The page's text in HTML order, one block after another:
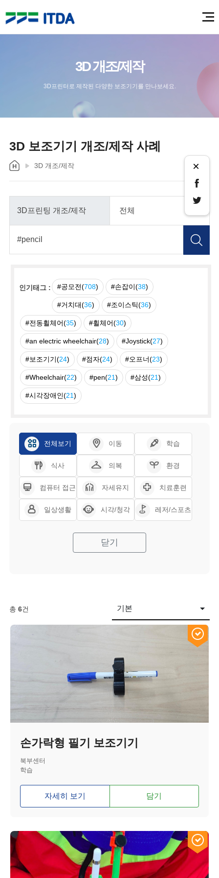
3D 개조/제작
3D프린터로 제작된 다양한 보조기기를 만나보세요.
3D 보조기기 개조/제작 사례
3D 개조/제작 ×
인기태그 : #공모전(708) #손잡이(38)
#거치대(36) #조이스틱(36)
#전동휠체어(35) #휠체어(30)
#an electric wheelchair(28) #Joystick(27)
#보조기기(24) #점자(24) #오프너(23)
#Wheelchair(22) #pen(21) #삼성(21)
#시각장애인(21)
전체보기 이동 학습
식사 의복 환경
컴퓨터 접근 자세유지 치료훈련
일상생활 시각/청각 레저/스포츠
닫기
총6건 기본
손가락형 필기 보조기기
북부센터
학습
자세히 보기 담기